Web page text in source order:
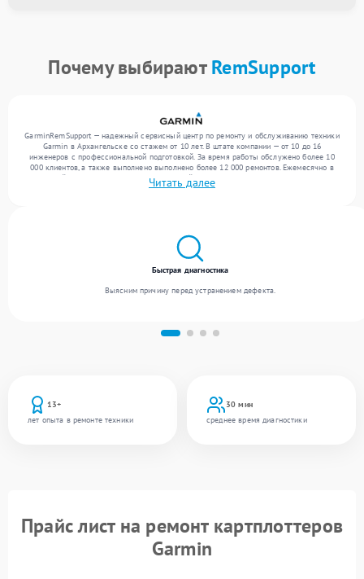
Почему выбираютRemSupport
GarminRemSupport — надежный сервисный центр по ремонту и обслуживанию техники
Garmin в Архангельске со стажем от 10 лет. В штате компании — от 10 до 16
инженеров с профессиональной подготовкой. За время работы обслужено более 10
000 клиентов, а также выполнено выполнено более 12 000 ремонтов. Ежемесячно в
сервисный центр поступает более 300 устройств, включая , , . Мы устраняем поломки
любой сложности и гарантируем высокое качество обслуживания благодаря
Читать далее
13+
лет опыта в ремонте техники
30 мин
среднее время диагностики
Быстрая диагностика
Выясним причину перед устранением дефекта.
Прайс лист на ремонт картплоттеров
Garmin